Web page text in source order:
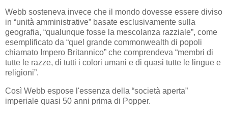
Webb sosteneva invece che il mondo dovesse essere diviso
in “unità amministrative” basate esclusivamente sulla
geografia, “qualunque fosse la mescolanza razziale”, come
esemplificato da “quel grande commonwealth di popoli
chiamato Impero Britannico” che comprendeva “membri di
tutte le razze, di tutti i colori umani e di quasi tutte le lingue e
religioni”.
Così Webb espose l'essenza della “società aperta”
imperiale quasi 50 anni prima di Popper.